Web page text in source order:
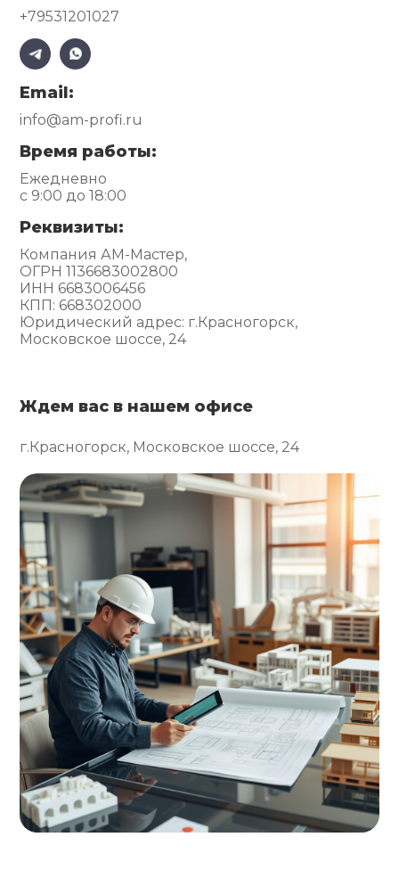
+79531201027
Email:
info@am-profi.ru
Время работы:
Ежедневно
с 9:00 до 18:00
Реквизиты:
Компания АМ-Мастер,
ОГРН 1136683002800
ИНН 6683006456
КПП: 668302000
Юридический адрес: г.Красногорск,
Московское шоссе, 24
Ждем вас в нашем офисе
г.Красногорск, Московское шоссе, 24